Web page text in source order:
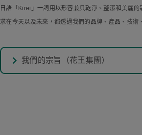
日語「Kirei」一詞用以形容兼具乾淨、整潔和美麗
求在今天以及未來，都透過我們的品牌、產品、技
我們的宗旨（花王集團）